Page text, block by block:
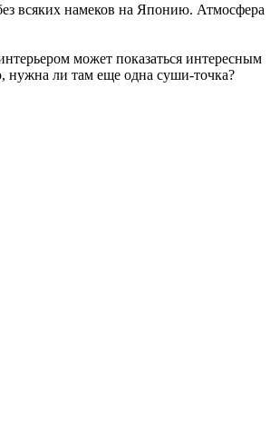
всяких намеков на Японию. Атмосфера
может показаться интересным
нужна ли там еще одна суши-точка?